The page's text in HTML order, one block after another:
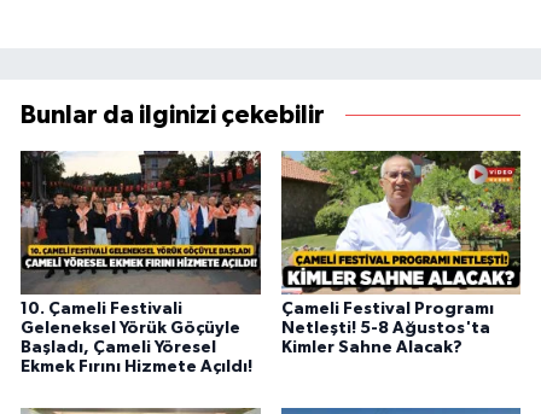
Bunlar da ilginizi çekebilir
10. Çameli Festivali
Geleneksel Yörük Göçüyle
Başladı, Çameli Yöresel
Ekmek Fırını Hizmete Açıldı!
Çameli Festival Programı
Netleşti! 5-8 Ağustos'ta
Kimler Sahne Alacak?